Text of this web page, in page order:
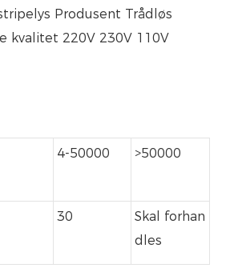
4-50000 >50000
30
Skal forhan
dles